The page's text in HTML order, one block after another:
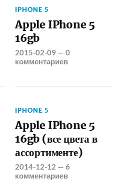
IPHONE 5
Apple IPhone 5
16gb
2015-02-09 —0
комментариев
IPHONE 5
Apple IPhone 5
16gb (все цвета в
ассортименте)
2014-12-12 —6
комментариев